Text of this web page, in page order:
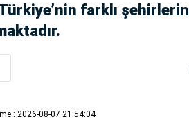
farklı
: 2026-08-07 21:54:04